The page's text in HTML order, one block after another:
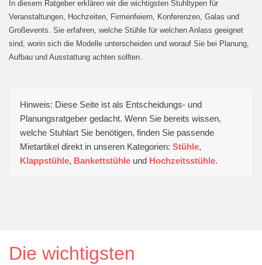
In diesem Ratgeber erklären wir die wichtigsten Stuhltypen für
Veranstaltungen, Hochzeiten, Firmenfeiern, Konferenzen, Galas und
Großevents. Sie erfahren, welche Stühle für welchen Anlass geeignet
sind, worin sich die Modelle unterscheiden und worauf Sie bei Planung,
Aufbau und Ausstattung achten sollten.
Hinweis: Diese Seite ist als Entscheidungs- und
Planungsratgeber gedacht. Wenn Sie bereits wissen,
welche Stuhlart Sie benötigen, finden Sie passende
Mietartikel direkt in unseren Kategorien: Stühle,
Klappstühle, Bankettstühle und Hochzeitsstühle.
Die wichtigsten